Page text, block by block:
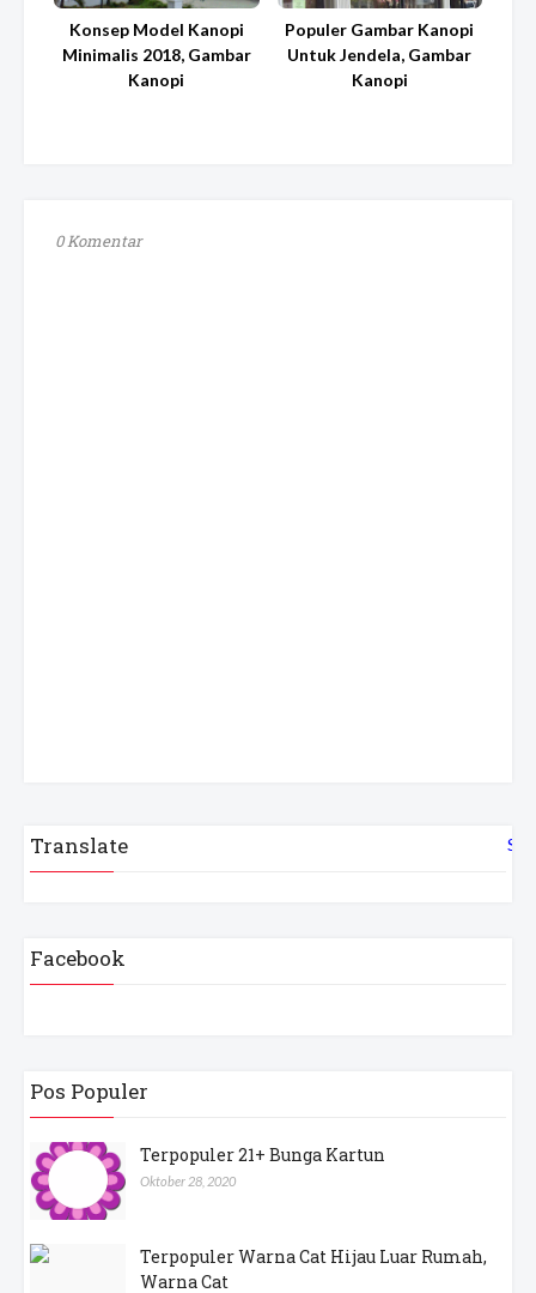
Konsep Model Kanopi
Minimalis 2018, Gambar
Kanopi
Populer Gambar Kanopi
Untuk Jendela, Gambar
Kanopi
0 Komentar
Translate
Facebook
Pos Populer
Terpopuler 21+ Bunga Kartun
Oktober 28, 2020
Terpopuler Warna Cat Hijau Luar Rumah,
Warna Cat